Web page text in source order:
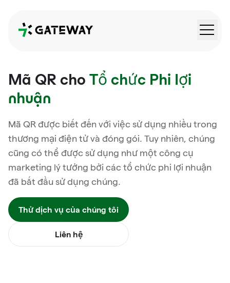
QRGateway
Mã QR cho
Tổ chức Phi lợi
nhuận
Mã QR được biết đến với việc sử dụng nhiều trong
thương mại điện tử và đóng gói. Tuy nhiên, chúng
cũng có thể được sử dụng như một công cụ
marketing lý tưởng bởi các tổ chức phi lợi nhuận
đã bắt đầu sử dụng chúng.
Thử dịch vụ của chúng tôi
Liên hệ